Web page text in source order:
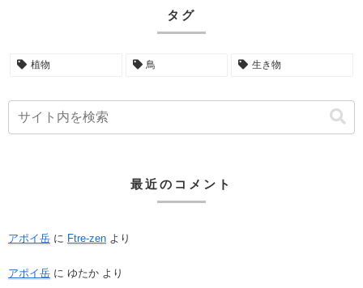
タグ
植物 鳥 生き物
最近のコメント
アポイ岳 に Ftre-zen より
アポイ岳 に ゆたか より